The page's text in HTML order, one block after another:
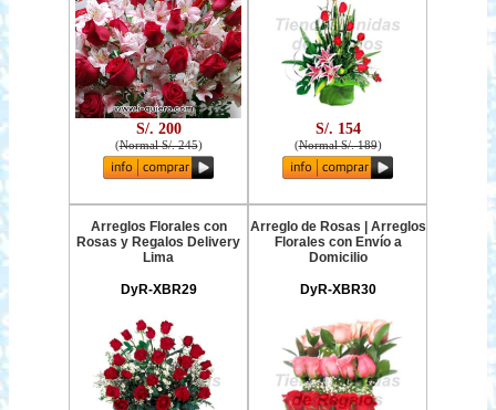
S/. 200
(Normal S/. 245)
S/. 154
(Normal S/. 189)
Arreglos Florales con
Rosas y Regalos Delivery
Lima
DyR-XBR29
Arreglo de Rosas | Arreglos
Florales con Envío a
Domicilio
DyR-XBR30